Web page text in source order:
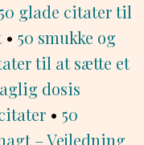
50 glade citater til
• 50 smukke og
til at sætte et
dosis
• 50
– Vejledning